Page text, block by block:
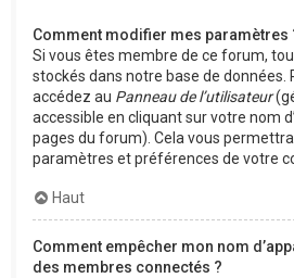
Comment modifier mes paramètres
Si vous êtes membre de ce forum,
stockés dans notre base de données.
accédez au Panneau de l’utilisateur
accessible en cliquant sur votre nom
pages du forum). Cela vous
paramètres et préférences de votre
Haut
Comment empêcher mon nom
des membres connectés ?